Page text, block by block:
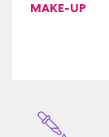
MAKE-UP